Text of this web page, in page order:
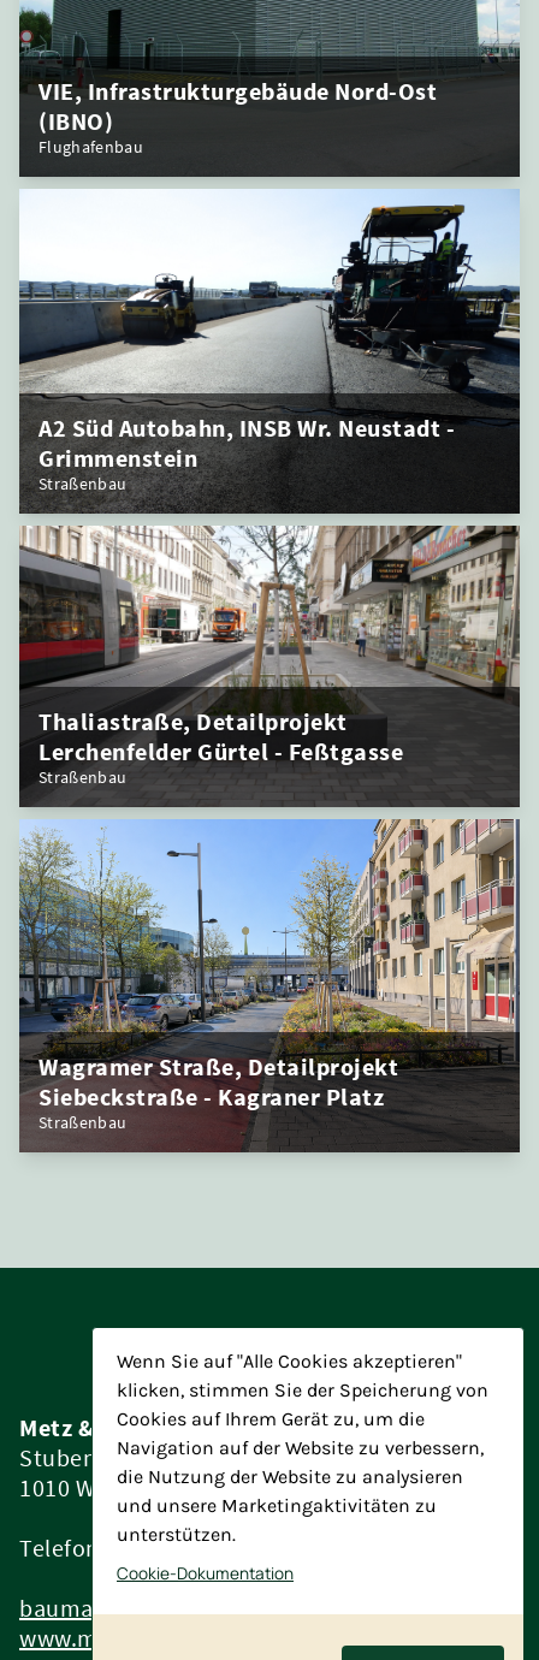
VIE, Infrastrukturgebäude Nord-Ost
(IBNO)
Flughafenbau
A2 Süd Autobahn, INSB Wr. Neustadt -
Grimmenstein
Straßenbau
Thaliastraße, Detailprojekt
Lerchenfelder Gürtel - Feßtgasse
Straßenbau
Wagramer Straße, Detailprojekt
Siebeckstraße - Kagraner Platz
Straßenbau
Metz & Partner Baumanagement ZT GmbH
Stubenring 4/15
1010 Wien
Telefon:
+43 1 7152196
baumanagement@metz-partner.at
www.metz-partner.at
Wenn Sie auf "Alle Cookies akzeptieren"
klicken, stimmen Sie der Speicherung von
Cookies auf Ihrem Gerät zu, um die
Navigation auf der Website zu verbessern,
die Nutzung der Website zu analysieren
und unsere Marketingaktivitäten zu
unterstützen.
Cookie-Dokumentation